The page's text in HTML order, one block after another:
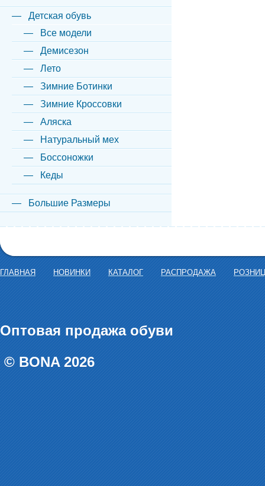
Детская обувь
Все модели
Демисезон
Лето
Зимние Ботинки
Зимние Кроссовки
Аляска
Натуральный мех
Боссоножки
Кеды
Большие Размеры
ГЛАВНАЯ НОВИНКИ КАТАЛОГ РАСПРОДАЖА
Оптовая продажа обуви
© BONA 2026